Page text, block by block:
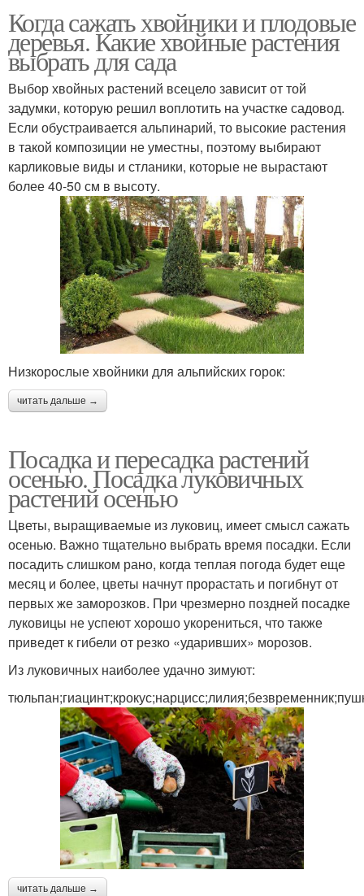
Когда сажать хвойники и плодовые
деревья. Какие хвойные растения
выбрать для сада
Выбор хвойных растений всецело зависит от той
задумки, которую решил воплотить на участке садовод.
Если обустраивается альпинарий, то высокие растения
в такой композиции не уместны, поэтому выбирают
карликовые виды и стланики, которые не вырастают
более 40-50 см в высоту.
Низкорослые хвойники для альпийских горок:
читать дальше →
Посадка и пересадка растений
осенью. Посадка луковичных
растений осенью
Цветы, выращиваемые из луковиц, имеет смысл сажать
осенью. Важно тщательно выбрать время посадки. Если
посадить слишком рано, когда теплая погода будет еще
месяц и более, цветы начнут прорастать и погибнут от
первых же заморозков. При чрезмерно поздней посадке
луковицы не успеют хорошо укорениться, что также
приведет к гибели от резко «ударивших» морозов.
Из луковичных наиболее удачно зимуют:
читать дальше →